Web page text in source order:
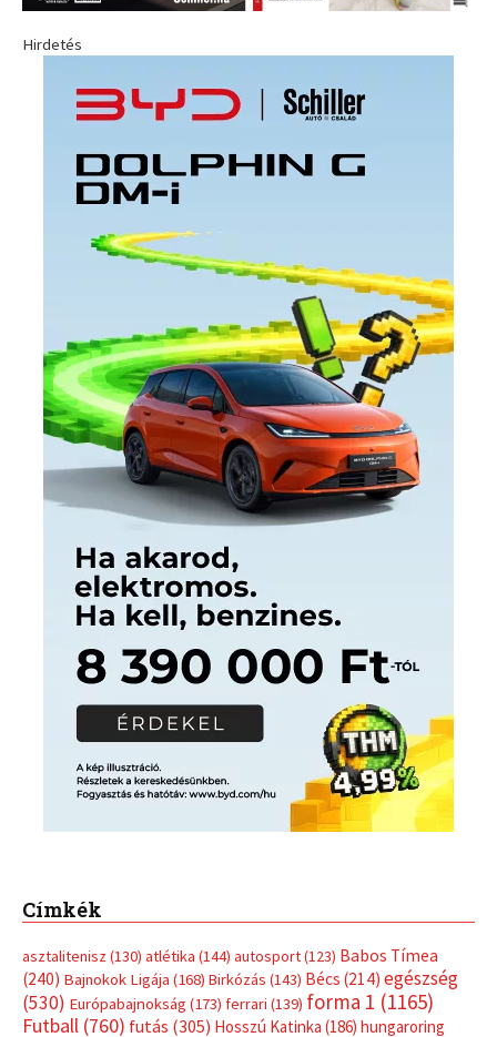
Hirdetés
Címkék
asztalitenisz (130) atlétika (144) autosport(123) Babos Tímea
(240) Bajnokok Ligája (168) Birkózás (143) Bécs (214) egészség
(530) Európabajnokság (173) ferrari (139) forma 1 (1165)
Futball (760) futás (305) Hosszú Katinka (186) hungaroring